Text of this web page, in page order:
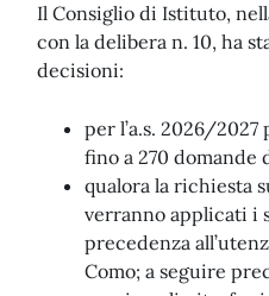
Il Consiglio di Istituto,
con la delibera n. 10, ha
decisioni:
per l’a.s. 2026/
fino a 270 domande
qualora la richiesta
verranno applicati i
precedenza
Como; a seguire